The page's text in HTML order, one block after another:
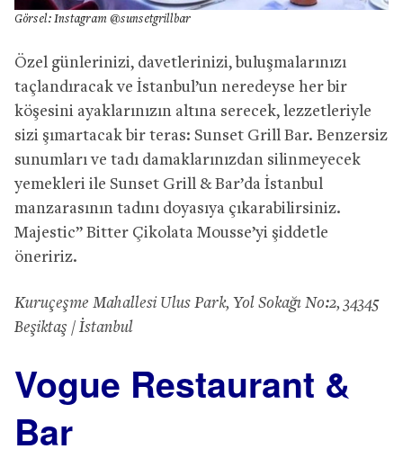
Görsel: Instagram @sunsetgrillbar
Özel günlerinizi, davetlerinizi, buluşmalarınızı
taçlandıracak ve İstanbul’un neredeyse her bir
köşesini ayaklarınızın altına serecek, lezzetleriyle
sizi şımartacak bir teras: Sunset Grill Bar. Benzersiz
sunumları ve tadı damaklarınızdan silinmeyecek
yemekleri ile Sunset Grill & Bar’da İstanbul
manzarasının tadını doyasıya çıkarabilirsiniz.
Majestic” Bitter Çikolata Mousse’yi şiddetle
öneririz.
Kuruçeşme Mahallesi Ulus Park, Yol Sokağı No:2, 34345
Beşiktaş / İstanbul
Vogue Restaurant &
Bar